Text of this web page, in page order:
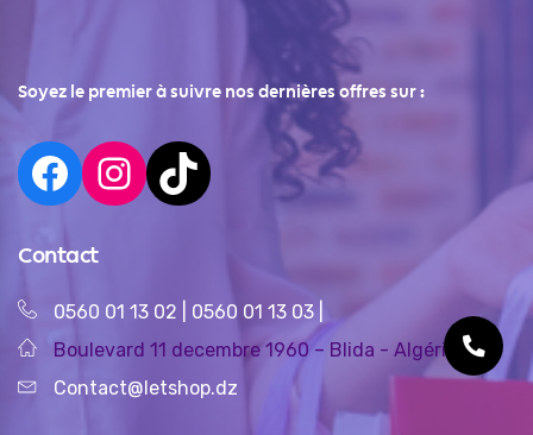
Soyez le premier à suivre nos dernières offres sur :
Contact
0560 01 13 02 0560 01 13 03
Boulevard 11 decembre 1960 – Blida - Algérie
Contact@letshop.dz